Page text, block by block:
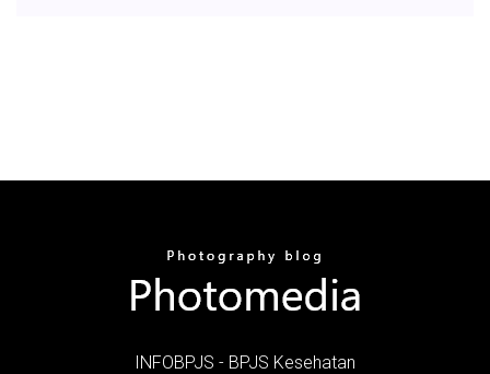
INFOBPJS - BPJS Kesehatan